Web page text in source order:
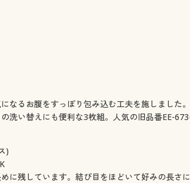
なるお腹をすっぽり包み込む工夫を施しまし
洗い替えにも便利な3枚組。人気の旧品番EE-
)
に残しています。結び目をほどいて好みの長さ